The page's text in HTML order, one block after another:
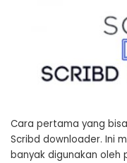
Cara pertama yang
Scribd downloader. Ini
banyak digunakan oleh